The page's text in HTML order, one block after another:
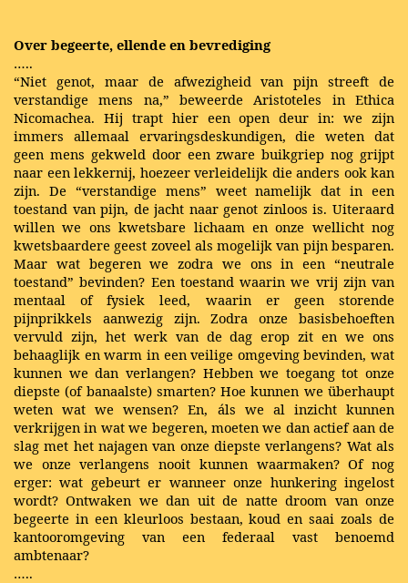
Over begeerte, ellende en bevrediging
…..
“Niet genot, maar de afwezigheid van pijn streeft de
verstandige mens na,” beweerde Aristoteles in Ethica
Nicomachea. Hij trapt hier een open deur in: we zijn
immers allemaal ervaringsdeskundigen, die weten dat
geen mens gekweld door een zware buikgriep nog grijpt
naar een lekkernij, hoezeer verleidelijk die anders ook kan
zijn. De “verstandige mens” weet namelijk dat in een
toestand van pijn, de jacht naar genot zinloos is. Uiteraard
willen we ons kwetsbare lichaam en onze wellicht nog
kwetsbaardere geest zoveel als mogelijk van pijn besparen.
Maar wat begeren we zodra we ons in een “neutrale
toestand” bevinden? Een toestand waarin we vrij zijn van
mentaal of fysiek leed, waarin er geen storende
pijnprikkels aanwezig zijn. Zodra onze basisbehoeften
vervuld zijn, het werk van de dag erop zit en we ons
behaaglijk en warm in een veilige omgeving bevinden, wat
kunnen we dan verlangen? Hebben we toegang tot onze
diepste (of banaalste) smarten? Hoe kunnen we überhaupt
weten wat we wensen? En, áls we al inzicht kunnen
verkrijgen in wat we begeren, moeten we dan actief aan de
slag met het najagen van onze diepste verlangens? Wat als
we onze verlangens nooit kunnen waarmaken? Of nog
erger: wat gebeurt er wanneer onze hunkering ingelost
wordt? Ontwaken we dan uit de natte droom van onze
begeerte in een kleurloos bestaan, koud en saai zoals de
kantooromgeving van een federaal vast benoemd
ambtenaar?
…..